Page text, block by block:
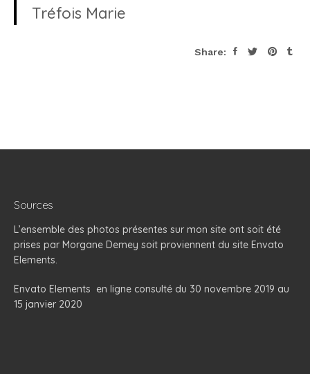
Tréfois Marie
Share:
Sources
L’ensemble des photos présentes sur mon site ont soit été
prises par Morgane Demey soit proviennent du site Envato
Elements.
Envato Elements en ligne consulté du 30 novembre 2019 au
15 janvier 2020